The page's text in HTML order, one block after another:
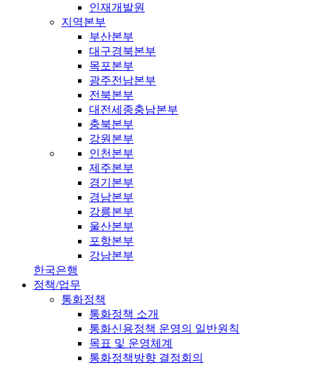
인재개발원
지역본부
부산본부
대구경북본부
목포본부
광주전남본부
전북본부
대전세종충남본부
충북본부
강원본부
인천본부
제주본부
경기본부
경남본부
강릉본부
울산본부
포항본부
강남본부
한국은행
정책/업무
통화정책
통화정책 소개
통화신용정책 운영의 일반원칙
목표 및 운영체계
통화정책방향 결정회의